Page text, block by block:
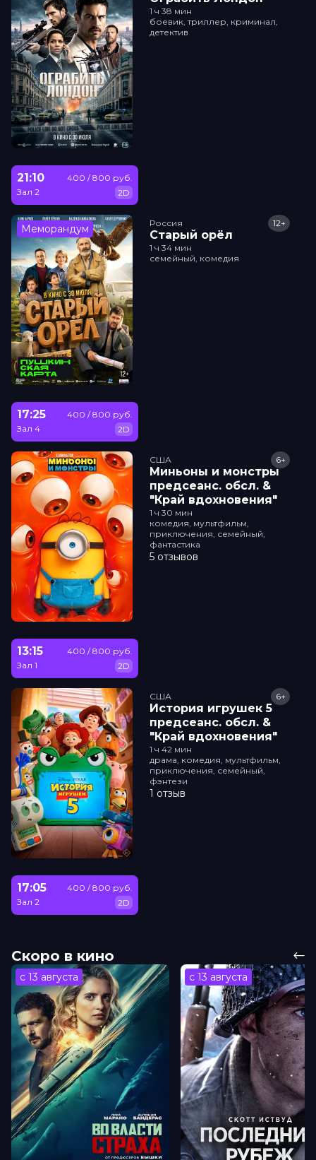
1 ч 38 мин
боевик, триллер, криминал,
детектив
21:10
Зал 2
400 / 800 руб.
2D
Меморандум Россия
Старый орёл
12+
1 ч 34 мин
семейный, комедия
17:25
Зал 4
400 / 800 руб.
2D
США
Миньоны и монстры
прeдсeанc. обсл. &
"Край вдохновения"
6+
1 ч 30 мин
комедия, мультфильм,
приключения, семейный,
фантастика
5 отзывов
13:15
Зал 1
400 / 800 руб.
2D
США
История игрушек 5
прeдсeанc. обсл. &
"Край вдохновения"
6+
1 ч 42 мин
драма, комедия, мультфильм,
приключения, семейный,
фэнтези
1 отзыв
17:05
Зал 2
400 / 800 руб.
2D
Скоро в кино
с 13 августа с 13 августа